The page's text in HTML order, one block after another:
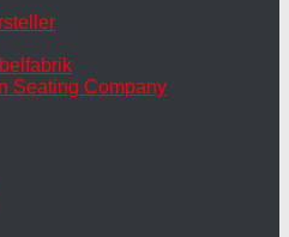
Seating Company